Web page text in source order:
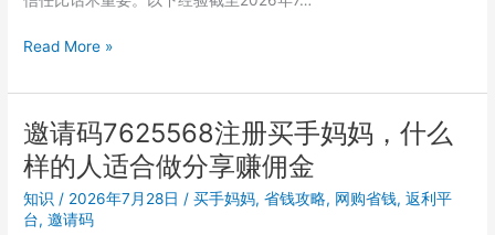
什
不
邀
请
码
影
响
2026
7
月
买
手
妈
妈
Read More »
邀请码7625568注册买手妈妈，什么
样的人适合做分享赚佣金
知识 / 2026年7月28日 /买手妈妈,省钱攻略, 网购省钱,返利平
台,邀请码